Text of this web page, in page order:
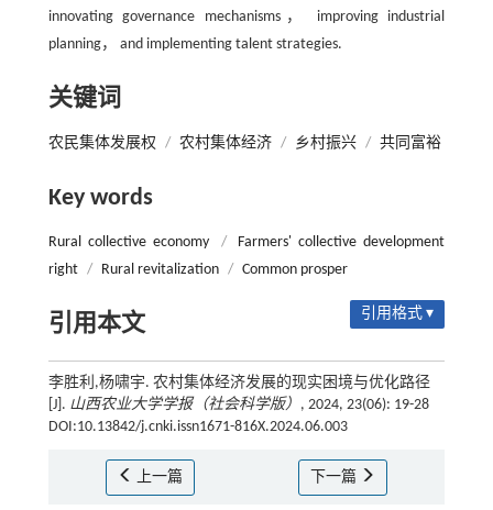
innovating governance mechanisms， improving industrial
planning， and implementing talent strategies.
关键词
农民集体发展权 / 农村集体经济 / 乡村振兴 / 共同富裕
Key words
Rural collective economy /
Farmers' collective development
right / Rural revitalization / Common prosper
引用本文 引用格式 ▾
李胜利,杨啸宇. 农村集体经济发展的现实困境与优化路径
[J]. 山西农业大学学报（社会科学版） , 2024, 23(06): 19-28
DOI:10.13842/j.cnki.issn1671-816X.2024.06.003
上一篇 下一篇